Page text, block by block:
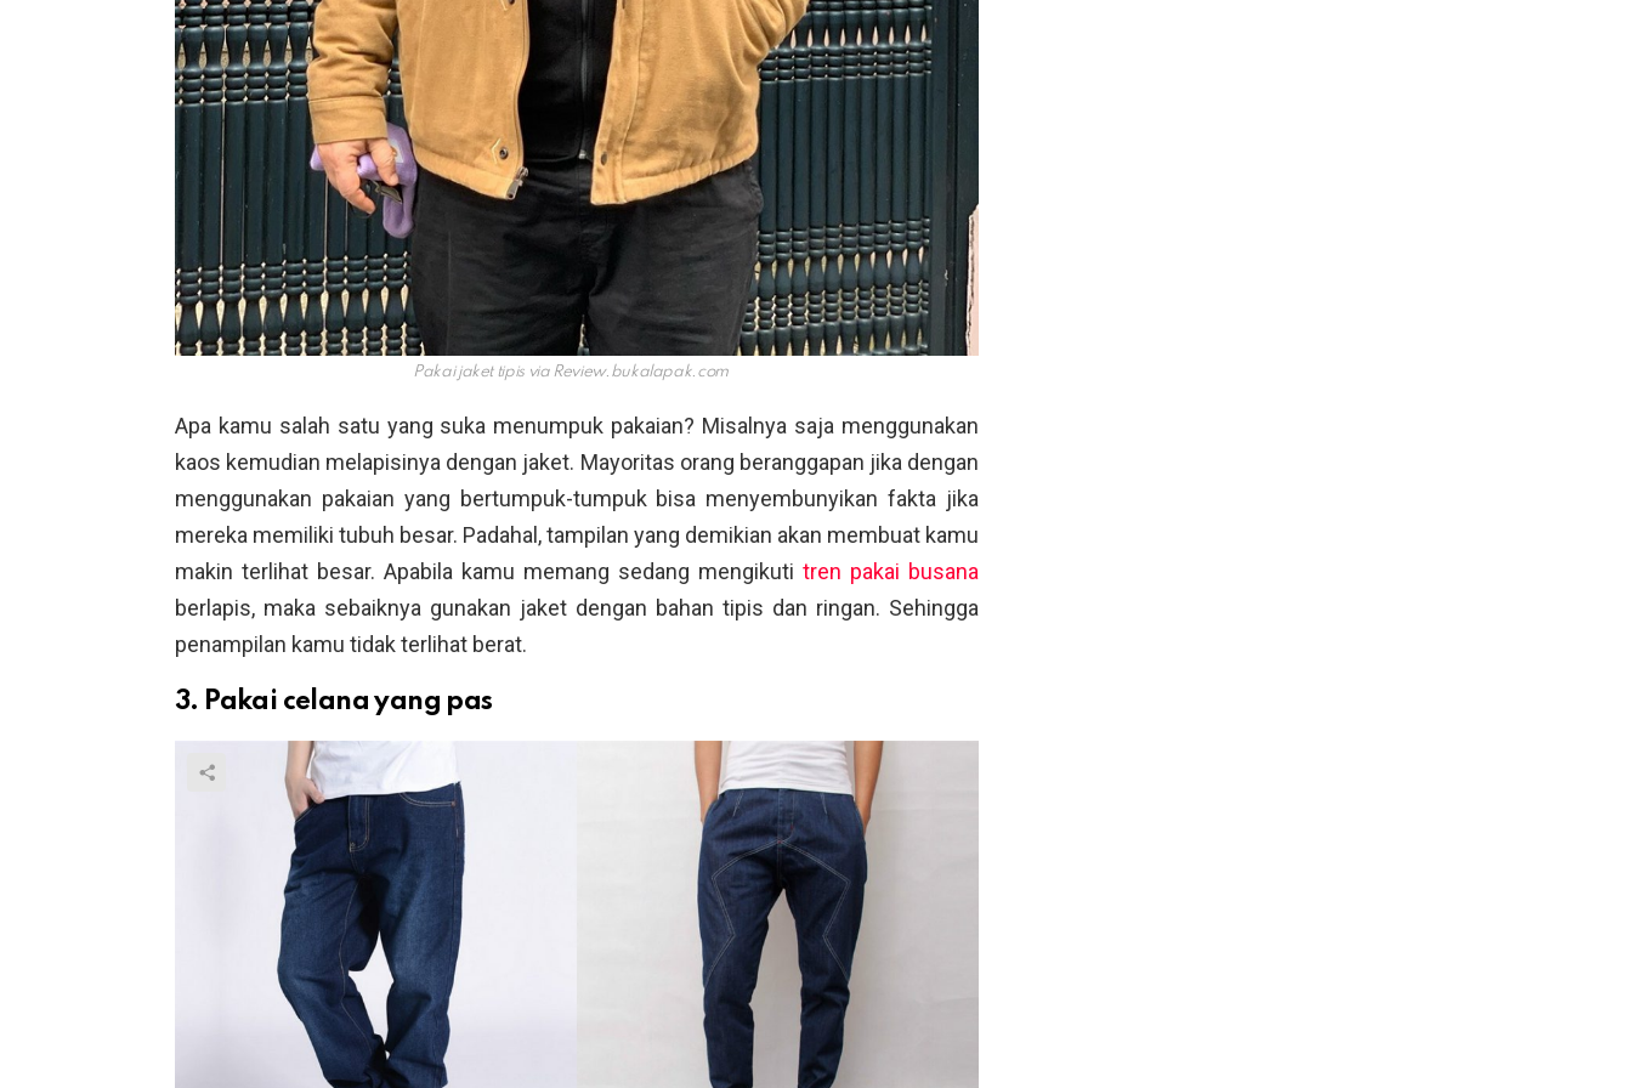
Pakai jaket tipis viaReview.bukalapak.com
Apa kamu salah satu yang suka menumpuk pakaian? Misalnya saja menggunakan
kaos kemudian melapisinya dengan jaket. Mayoritas orang beranggapan jika dengan
menggunakan pakaian yang bertumpuk-tumpuk bisa menyembunyikan fakta jika
mereka memiliki tubuh besar. Padahal, tampilan yang demikian akan membuat kamu
makin terlihat besar. Apabila kamu memang sedang mengikuti tren pakai busana
berlapis, maka sebaiknya gunakan jaket dengan bahan tipis dan ringan. Sehingga
penampilan kamu tidak terlihat berat.
3. Pakai celana yang pas